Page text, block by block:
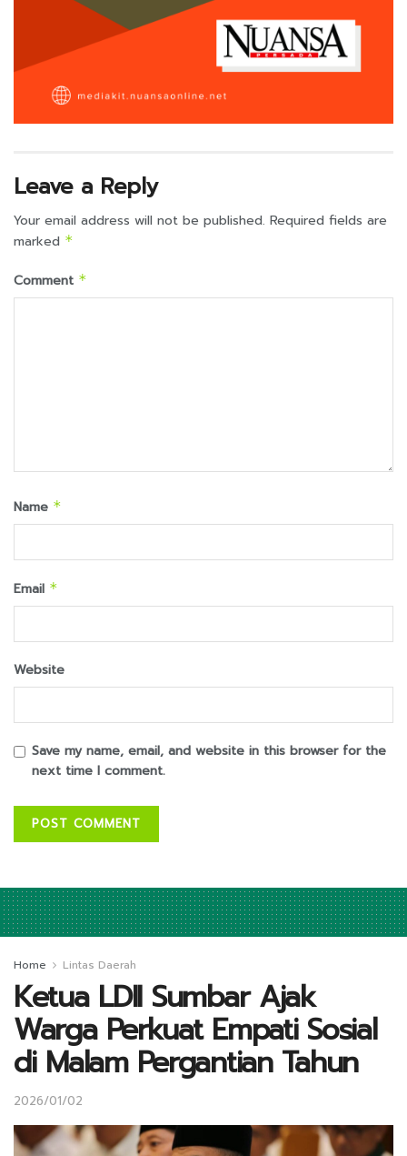
Leave a Reply
Your email address will not be published. Required fields are
marked *
Comment *
Name *
Email *
Website
Save my name, email, and website in this browser for the
next time I comment.
Home Lintas Daerah
Ketua LDII Sumbar Ajak
Warga Perkuat Empati Sosial
di Malam Pergantian Tahun
2026/01/02